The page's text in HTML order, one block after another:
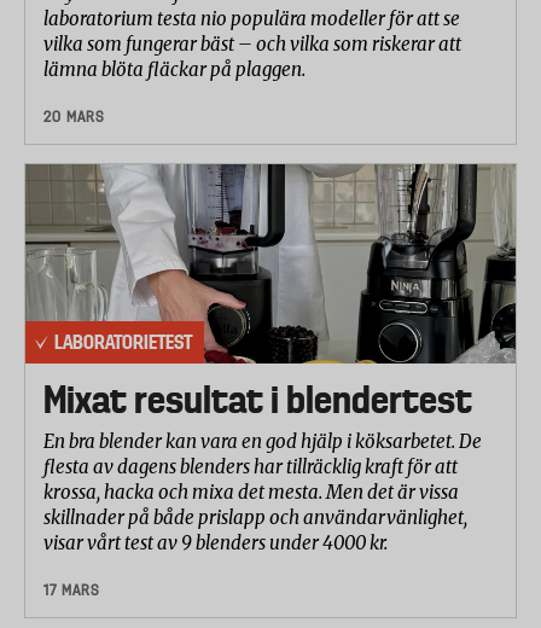
laboratorium testa nio populära modeller för att se
vilka som fungerar bäst – och vilka som riskerar att
lämna blöta fläckar på plaggen.
20 MARS
LABORATORIETEST
Mixat resultat i blendertest
En bra blender kan vara en god hjälp i köksarbetet. De
flesta av dagens blenders har tillräcklig kraft för att
krossa, hacka och mixa det mesta. Men det är vissa
skillnader på både prislapp och användarvänlighet,
visar vårt test av 9 blenders under 4000 kr.
17 MARS